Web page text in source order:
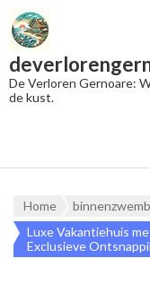
De Verloren Gernoare:
de kust.
Home
Luxe Vakantiehuis
Exclusieve